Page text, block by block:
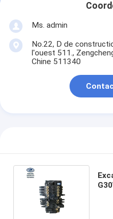
Ms. admin
No.22, D de
l'ouest 511.,
Chine 511340